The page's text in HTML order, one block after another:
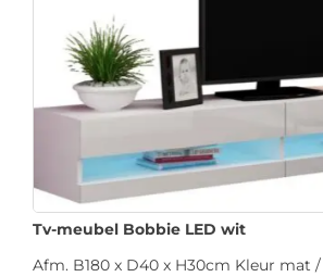
Tv-meubel Bobbie LED wit
Afm. B180 x D40 x H30cm Kleur mat